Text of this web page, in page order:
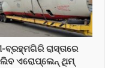
ବ୍ରହ୍ମଗିରି ରାସ୍ତାରେ
ଏରୋପ୍ଲେନ୍‌ ଥିମ୍‌